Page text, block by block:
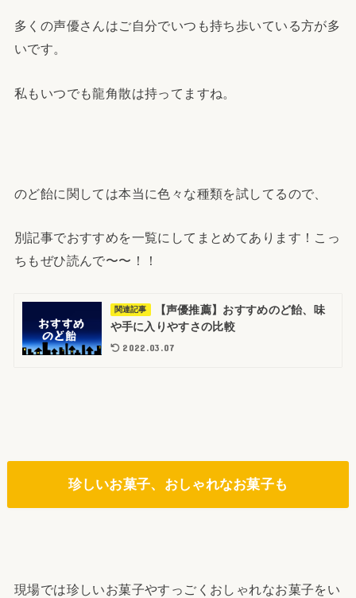
多くの声優さんはご自分でいつも持ち歩いている方が多
いです。
私もいつでも龍角散は持ってますね。
のど飴に関しては本当に色々な種類を試してるので、
別記事でおすすめを一覧にしてまとめてあります！こっ
ちもぜひ読んで〜〜！！
関連記事
【声優推薦】おすすめのど飴、味
や手に入りやすさの比較
2022.03.07
珍しいお菓子、おしゃれなお菓子も
現場では珍しいお菓子やすっごくおしゃれなお菓子をい